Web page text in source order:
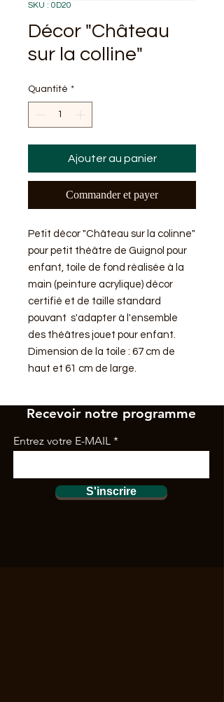
SKU : 0D20
Décor "Château
sur la colline"
Quantité *
Ajouter au panier
Commander et payer
Petit décor "Château sur la colinne"
pour petit théâtre de Guignol pour
enfant, toile de fond réalisée à la
main (peinture acrylique) décor
certifié et de taille standard
pouvant s'adapter à l'ensemble
des théâtres jouet pour enfant.
Dimension de la toile : 67 cm de
haut et 61 cm de large.
Recevoir notre programme
Entrez votre E-MAIL
S'inscrire